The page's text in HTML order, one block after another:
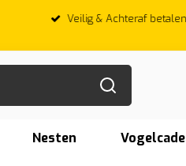
betalen met Afterpay
Nesten